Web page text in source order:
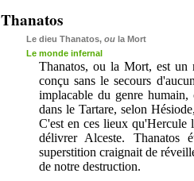
Thanatos
Le dieu Thanatos,ou la Mort
Le monde infernal
Thanatos, ou la Mort, est
conçu sans le secours
implacable du genre
dans le Tartare, selon
C'est en ces lieux qu'Hercule
délivrer Alceste. Thanatos
superstition craignait de
de notre destruction.